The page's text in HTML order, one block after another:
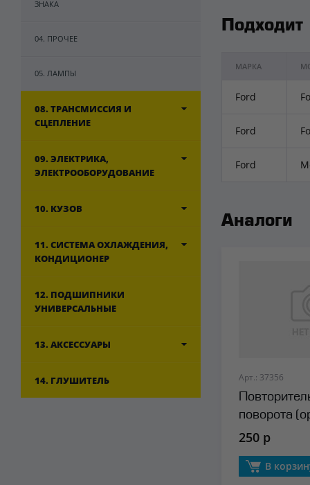
ЗНАКА
04. ПРОЧЕЕ
05. ЛАМПЫ
08. ТРАНСМИССИЯ И
СЦЕПЛЕНИЕ
09. ЭЛЕКТРИКА,
ЭЛЕКТРООБОРУДОВАНИЕ
10. КУЗОВ
11. СИСТЕМА ОХЛАЖДЕНИЯ,
КОНДИЦИОНЕР
12. ПОДШИПНИКИ
УНИВЕРСАЛЬНЫЕ
13. АКСЕССУАРЫ
14. ГЛУШИТЕЛЬ
Подходит
МАРКА
Ford
Ford
Ford
Аналоги
Арт.: 37356
поворота
250 р
В